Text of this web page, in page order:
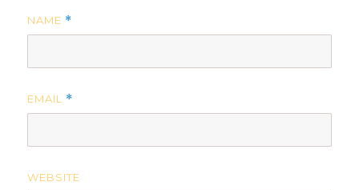
NAME *
EMAIL *
WEBSITE